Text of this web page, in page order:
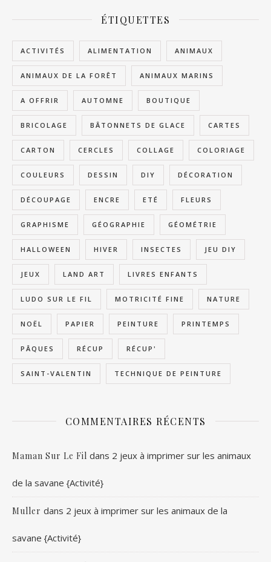
ÉTIQUETTES
ACTIVITÉS ALIMENTATION ANIMAUX
ANIMAUX DE LA FORÊT ANIMAUX MARINS
A OFFRIR AUTOMNE BOUTIQUE
BRICOLAGE BÂTONNETS DE GLACE CARTES
CARTON CERCLES COLLAGE COLORIAGE
COULEURS DESSIN DIY DÉCORATION
DÉCOUPAGE ENCRE ETÉ FLEURS
GRAPHISME GÉOGRAPHIE GÉOMÉTRIE
HALLOWEEN HIVER INSECTES JEU DIY
JEUX LAND ART LIVRES ENFANTS
LUDO SUR LE FIL MOTRICITÉ FINE NATURE
NOËL PAPIER PEINTURE PRINTEMPS
PÂQUES RÉCUP RÉCUP'
SAINT-VALENTIN TECHNIQUE DE PEINTURE
COMMENTAIRES RÉCENTS
Maman Sur Le Fil dans 2 jeux à imprimer sur les animaux
de la savane {Activité}
Muller dans 2 jeux à imprimer sur les animaux de la
savane {Activité}